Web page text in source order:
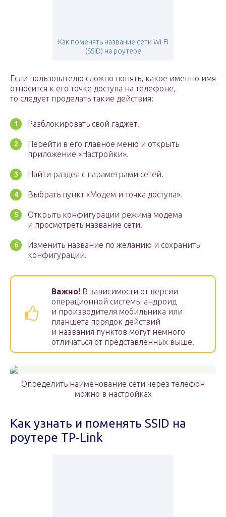
Как поменять название сети Wi-Fi
(SSID) на роутере
Если пользователю сложно понять, какое именно имя
относится к его точке доступа на телефоне,
то следует проделать такие действия:
Разблокировать свой гаджет.
Перейти в его главное меню и открыть
приложение «Настройки».
Найти раздел с параметрами сетей.
Выбрать пункт «Модем и точка доступа».
Открыть конфигурации режима модема
и просмотреть название сети.
Изменить название по желанию и сохранить
конфигурации.
Важно! В зависимости от версии
операционной системы андроид
и производителя мобильника или
планшета порядок действий
и названия пунктов могут немного
отличаться от представленных выше.
Определить наименование сети через телефон
можно в настройках
Как узнать и поменять SSID на
роутере TP-Link